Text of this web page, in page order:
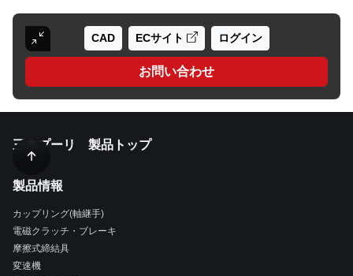
CAD ECサイト ログイン
お問い合わせ
三木プーリ 製品トップ
製品情報
カップリング(軸継手)
電磁クラッチ・ブレーキ
摩擦式締結具
変速機